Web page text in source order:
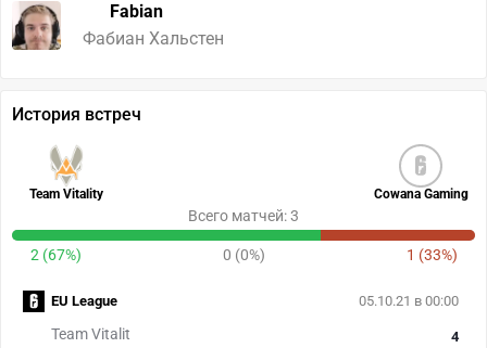
Fabian
Фабиан Хальстен
История встреч
Team Vitality Cowana Gaming
Всего матчей: 3
2 (67%) 0 (0%) 1 (33%)
05.10.21 в 00:00
Team Vitalit
4
EU League